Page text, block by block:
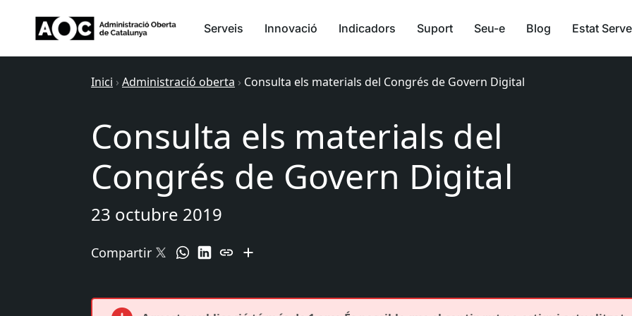
Serveis Innovació Indicadors Suport Seu-e Blog Estat
Inici › Administració oberta › Consulta els materials del Congrés de Govern Digital
Consulta els materials del
Congrés de Govern Digital
23 octubre 2019
Compartir